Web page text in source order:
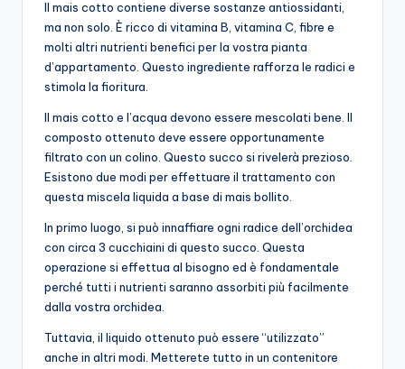
Il mais cotto contiene diverse sostanze antiossidanti,
ma non solo. È ricco di vitamina B, vitamina C, fibre e
molti altri nutrienti benefici per la vostra pianta
d’appartamento. Questo ingrediente rafforza le radici e
stimola la fioritura.
Il mais cotto e l’acqua devono essere mescolati bene. Il
composto ottenuto deve essere opportunamente
filtrato con un colino. Questo succo si rivelerà prezioso.
Esistono due modi per effettuare il trattamento con
questa miscela liquida a base di mais bollito.
In primo luogo, si può innaffiare ogni radice dell’orchidea
con circa 3 cucchiaini di questo succo. Questa
operazione si effettua al bisogno ed è fondamentale
perché tutti i nutrienti saranno assorbiti più facilmente
dalla vostra orchidea.
Tuttavia, il liquido ottenuto può essere “utilizzato”
anche in altri modi. Metterete tutto in un contenitore